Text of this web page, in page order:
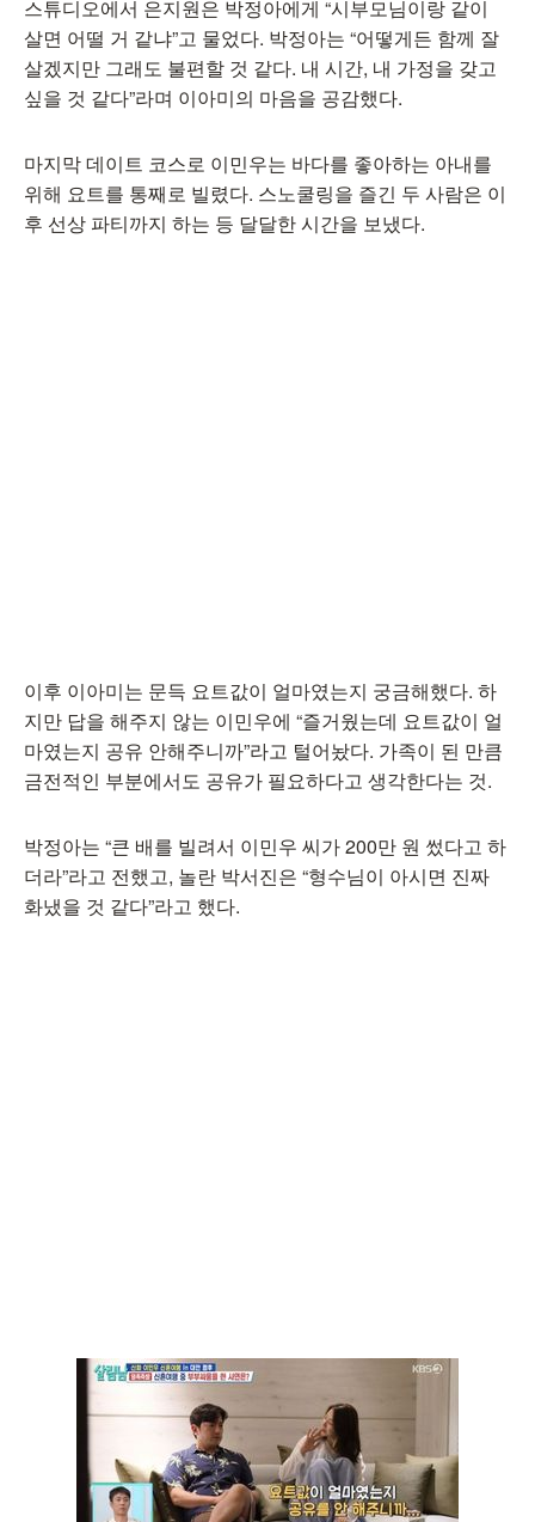
스튜디오에서 은지원은 박정아에게 “시부모님이랑 같이
살면 어떨 거 같냐”고 물었다. 박정아는 “어떻게든 함께 잘
살겠지만 그래도 불편할 것 같다. 내 시간, 내 가정을 갖고
싶을 것 같다”라며 이아미의 마음을 공감했다.
마지막 데이트 코스로 이민우는 바다를 좋아하는 아내를
위해 요트를 통째로 빌렸다. 스노쿨링을 즐긴 두 사람은 이
후 선상 파티까지 하는 등 달달한 시간을 보냈다.
이후 이아미는 문득 요트값이 얼마였는지 궁금해했다. 하
지만 답을 해주지 않는 이민우에 “즐거웠는데 요트값이 얼
마였는지 공유 안해주니까”라고 털어놨다. 가족이 된 만큼
금전적인 부분에서도 공유가 필요하다고 생각한다는 것.
박정아는 “큰 배를 빌려서 이민우 씨가 200만 원 썼다고 하
더라”라고 전했고, 놀란 박서진은 “형수님이 아시면 진짜
화냈을 것 같다”라고 했다.